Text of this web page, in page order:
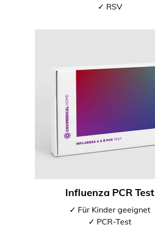
✓ RSV
Influenza PCR Test
✓ Für Kinder geeignet
✓ PCR-Test